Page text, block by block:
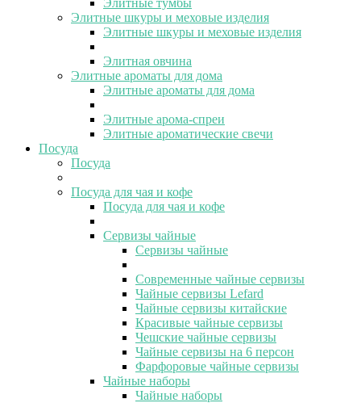
Элитные шкуры и меховые изделия
Элитные шкуры и меховые изделия
Элитная овчина
Элитные ароматы для дома
Элитные ароматы для дома
Элитные арома-спреи
Элитные ароматические свечи
Посуда
Посуда
Посуда для чая и кофе
Посуда для чая и кофе
Сервизы чайные
Сервизы чайные
Современные чайные сервизы
Чайные сервизы Lefard
Чайные сервизы китайские
Красивые чайные сервизы
Чешские чайные сервизы
Чайные сервизы на 6 персон
Фарфоровые чайные сервизы
Чайные наборы
Чайные наборы